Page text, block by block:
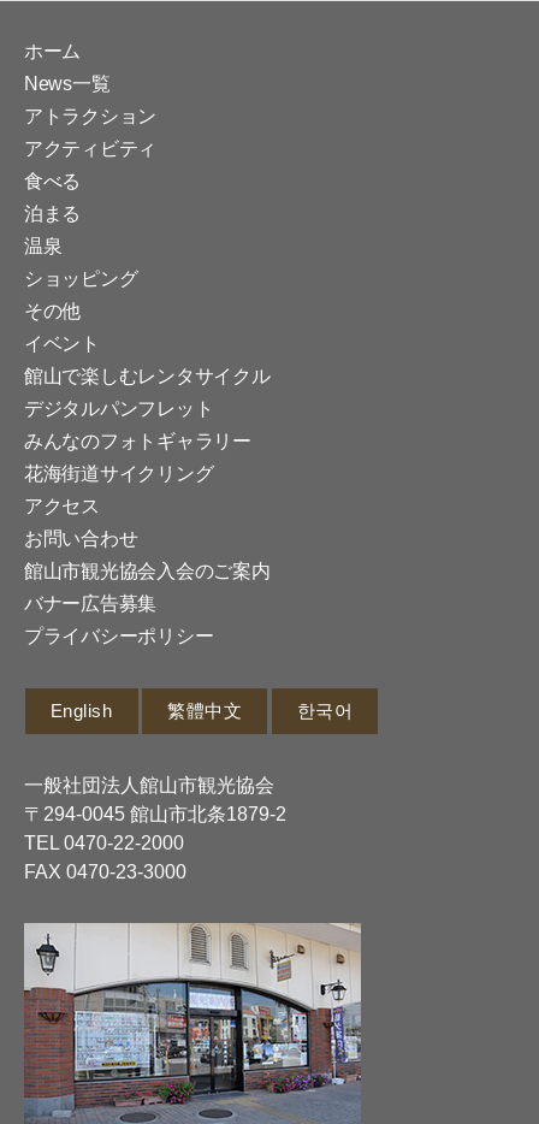
ホーム
News一覧
アトラクション
アクティビティ
食べる
泊まる
温泉
ショッピング
その他
イベント
館山で楽しむレンタサイクル
デジタルパンフレット
みんなのフォトギャラリー
花海街道サイクリング
アクセス
お問い合わせ
館山市観光協会入会のご案内
バナー広告募集
プライバシーポリシー
English 繁體中文 한국어
一般社団法人館山市観光協会
〒294-0045 館山市北条1879-2
TEL0470-22-2000
FAX 0470-23-3000